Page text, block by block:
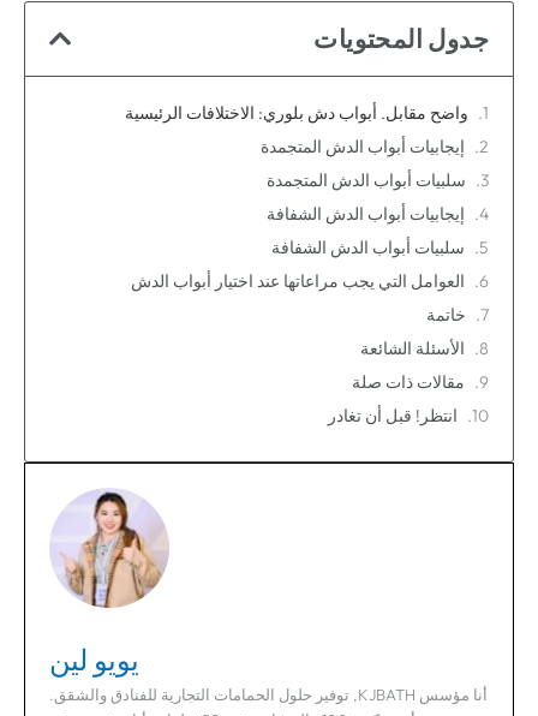
جدول المحتويات
واضح مقابل. أبواب دش بلوري: الاختلافات الرئيسية
إيجابيات أبواب الدش المتجمدة
سلبيات أبواب الدش المتجمدة
إيجابيات أبواب الدش الشفافة
سلبيات أبواب الدش الشفافة
العوامل التي يجب مراعاتها عند اختيار أبواب الدش
خاتمة
الأسئلة الشائعة
مقالات ذات صلة
انتظر! قبل أن تغادر
يويو لين
أنا مؤسس KJBATH, توفير حلول الحمامات التجارية للفنادق والشقق.